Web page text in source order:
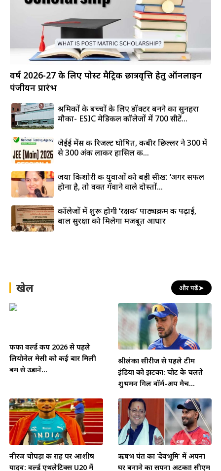
वर्ष 2026-27 के लिए पोस्ट मैट्रिक छात्रवृत्ति हेतु ऑनलाइन
पंजीयन प्रारंभ
श्रमिकों के बच्चों के लिए डॉक्टर बनने का सुनहरा
मौका- ESIC मेडिकल कॉलेजों में 700 सीटें...
जेईई मेंस की रिजल्ट घोषित, कबीर छिल्लर ने 300 में
से 300 अंक लाकर हासिल की...
जया किशोरी की युवाओं को बड़ी सीख: ‘अगर सफल
होना है, तो वक्त गँवाने वाले दोस्तों...
कॉलेजों में शुरू होगी ‘रक्षक’ पाठ्यक्रम की पढ़ाई,
बाल सुरक्षा को मिलेगा मजबूत आधार
खेल और पढ़ें➤
फीफा वर्ल्ड कप 2026 से पहले
लियोनेल मेसी को कई बार मिली
बम से उड़ाने...
श्रीलंका सीरीज से पहले टीम
इंडिया को झटका: चोट के चलते
शुभमन गिल वॉर्म-अप मैच...
नीरज चोपड़ा की राह पर आशीष
यादव: वर्ल्ड एथलेटिक्स U20 में
ऋषभ पंत का ‘देवभूमि’ में अपना
घर बनाने का सपना अटका! सीएम